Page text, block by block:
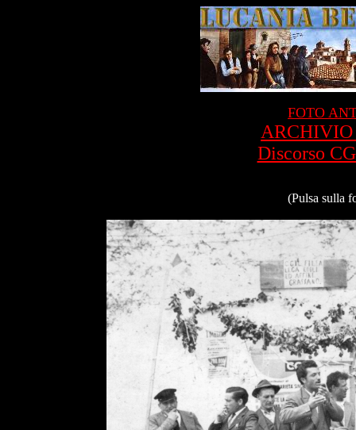
FOTO
ARCHIVIO
Discorso
(Pulsa sulla